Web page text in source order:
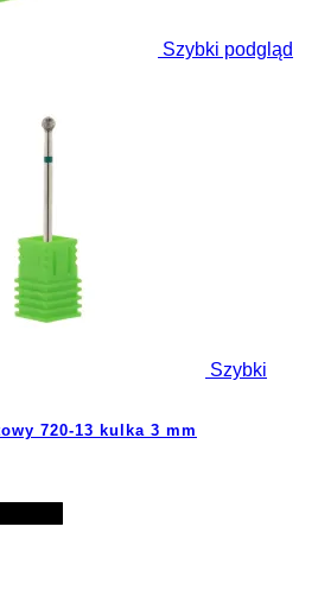
Szybki podgląd
Szybki
720-13 kulka 3 mm